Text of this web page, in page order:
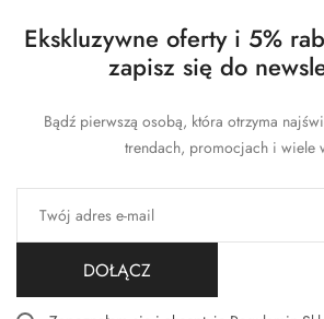
Ekskluzywne oferty i 5%
zapisz się do
Bądź pierwszą osobą, która otrzyma
trendach, promocjach i wiele
DOŁĄCZ